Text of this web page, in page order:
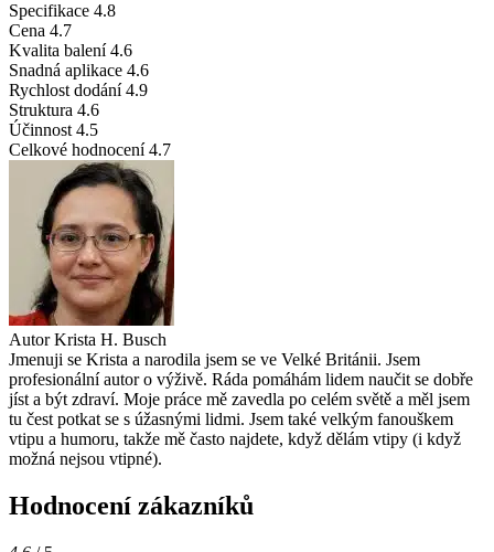
Specifikace 4.8
Cena 4.7
Kvalita balení 4.6
Snadná aplikace 4.6
Rychlost dodání 4.9
Struktura 4.6
Účinnost 4.5
Celkové hodnocení 4.7
Autor Krista H. Busch
Jmenuji se Krista a narodila jsem se ve Velké Británii. Jsem
profesionální autor o výživě. Ráda pomáhám lidem naučit se dobře
jíst a být zdraví. Moje práce mě zavedla po celém světě a měl jsem
tu čest potkat se s úžasnými lidmi. Jsem také velkým fanouškem
vtipu a humoru, takže mě často najdete, když dělám vtipy (i když
možná nejsou vtipné).
Hodnocení zákazníků